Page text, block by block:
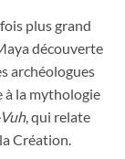
plus grand
découverte
archéologues
à la mythologie
, qui relate
Création.